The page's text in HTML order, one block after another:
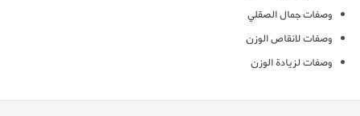
وصفات جمال الصقلي
وصفات لانقاص الوزن
وصفات لزيادة الوزن